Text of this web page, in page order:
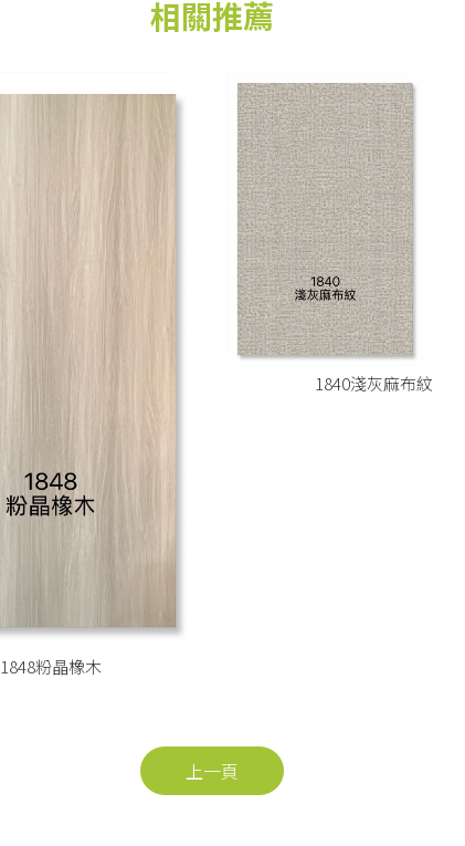
1848粉晶橡木
1840淺灰麻布紋
上一頁